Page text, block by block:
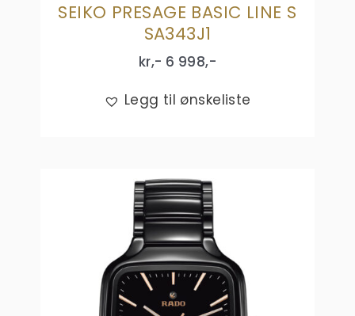
SEIKO PRESAGE BASIC LINE S
SA343J1
kr,- 6 998,-
Legg til ønskeliste